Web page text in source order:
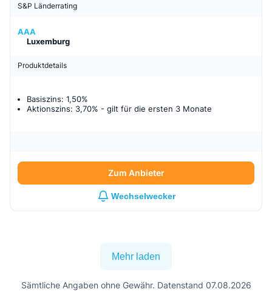
S&P Länderrating
AAA
Luxemburg
Produktdetails
Basiszins: 1,50%
Aktionszins: 3,70% - gilt für die ersten 3 Monate
Zum Anbieter
Wechselwecker
Mehr laden
Sämtliche Angaben ohne Gewähr. Datenstand 07.08.2026